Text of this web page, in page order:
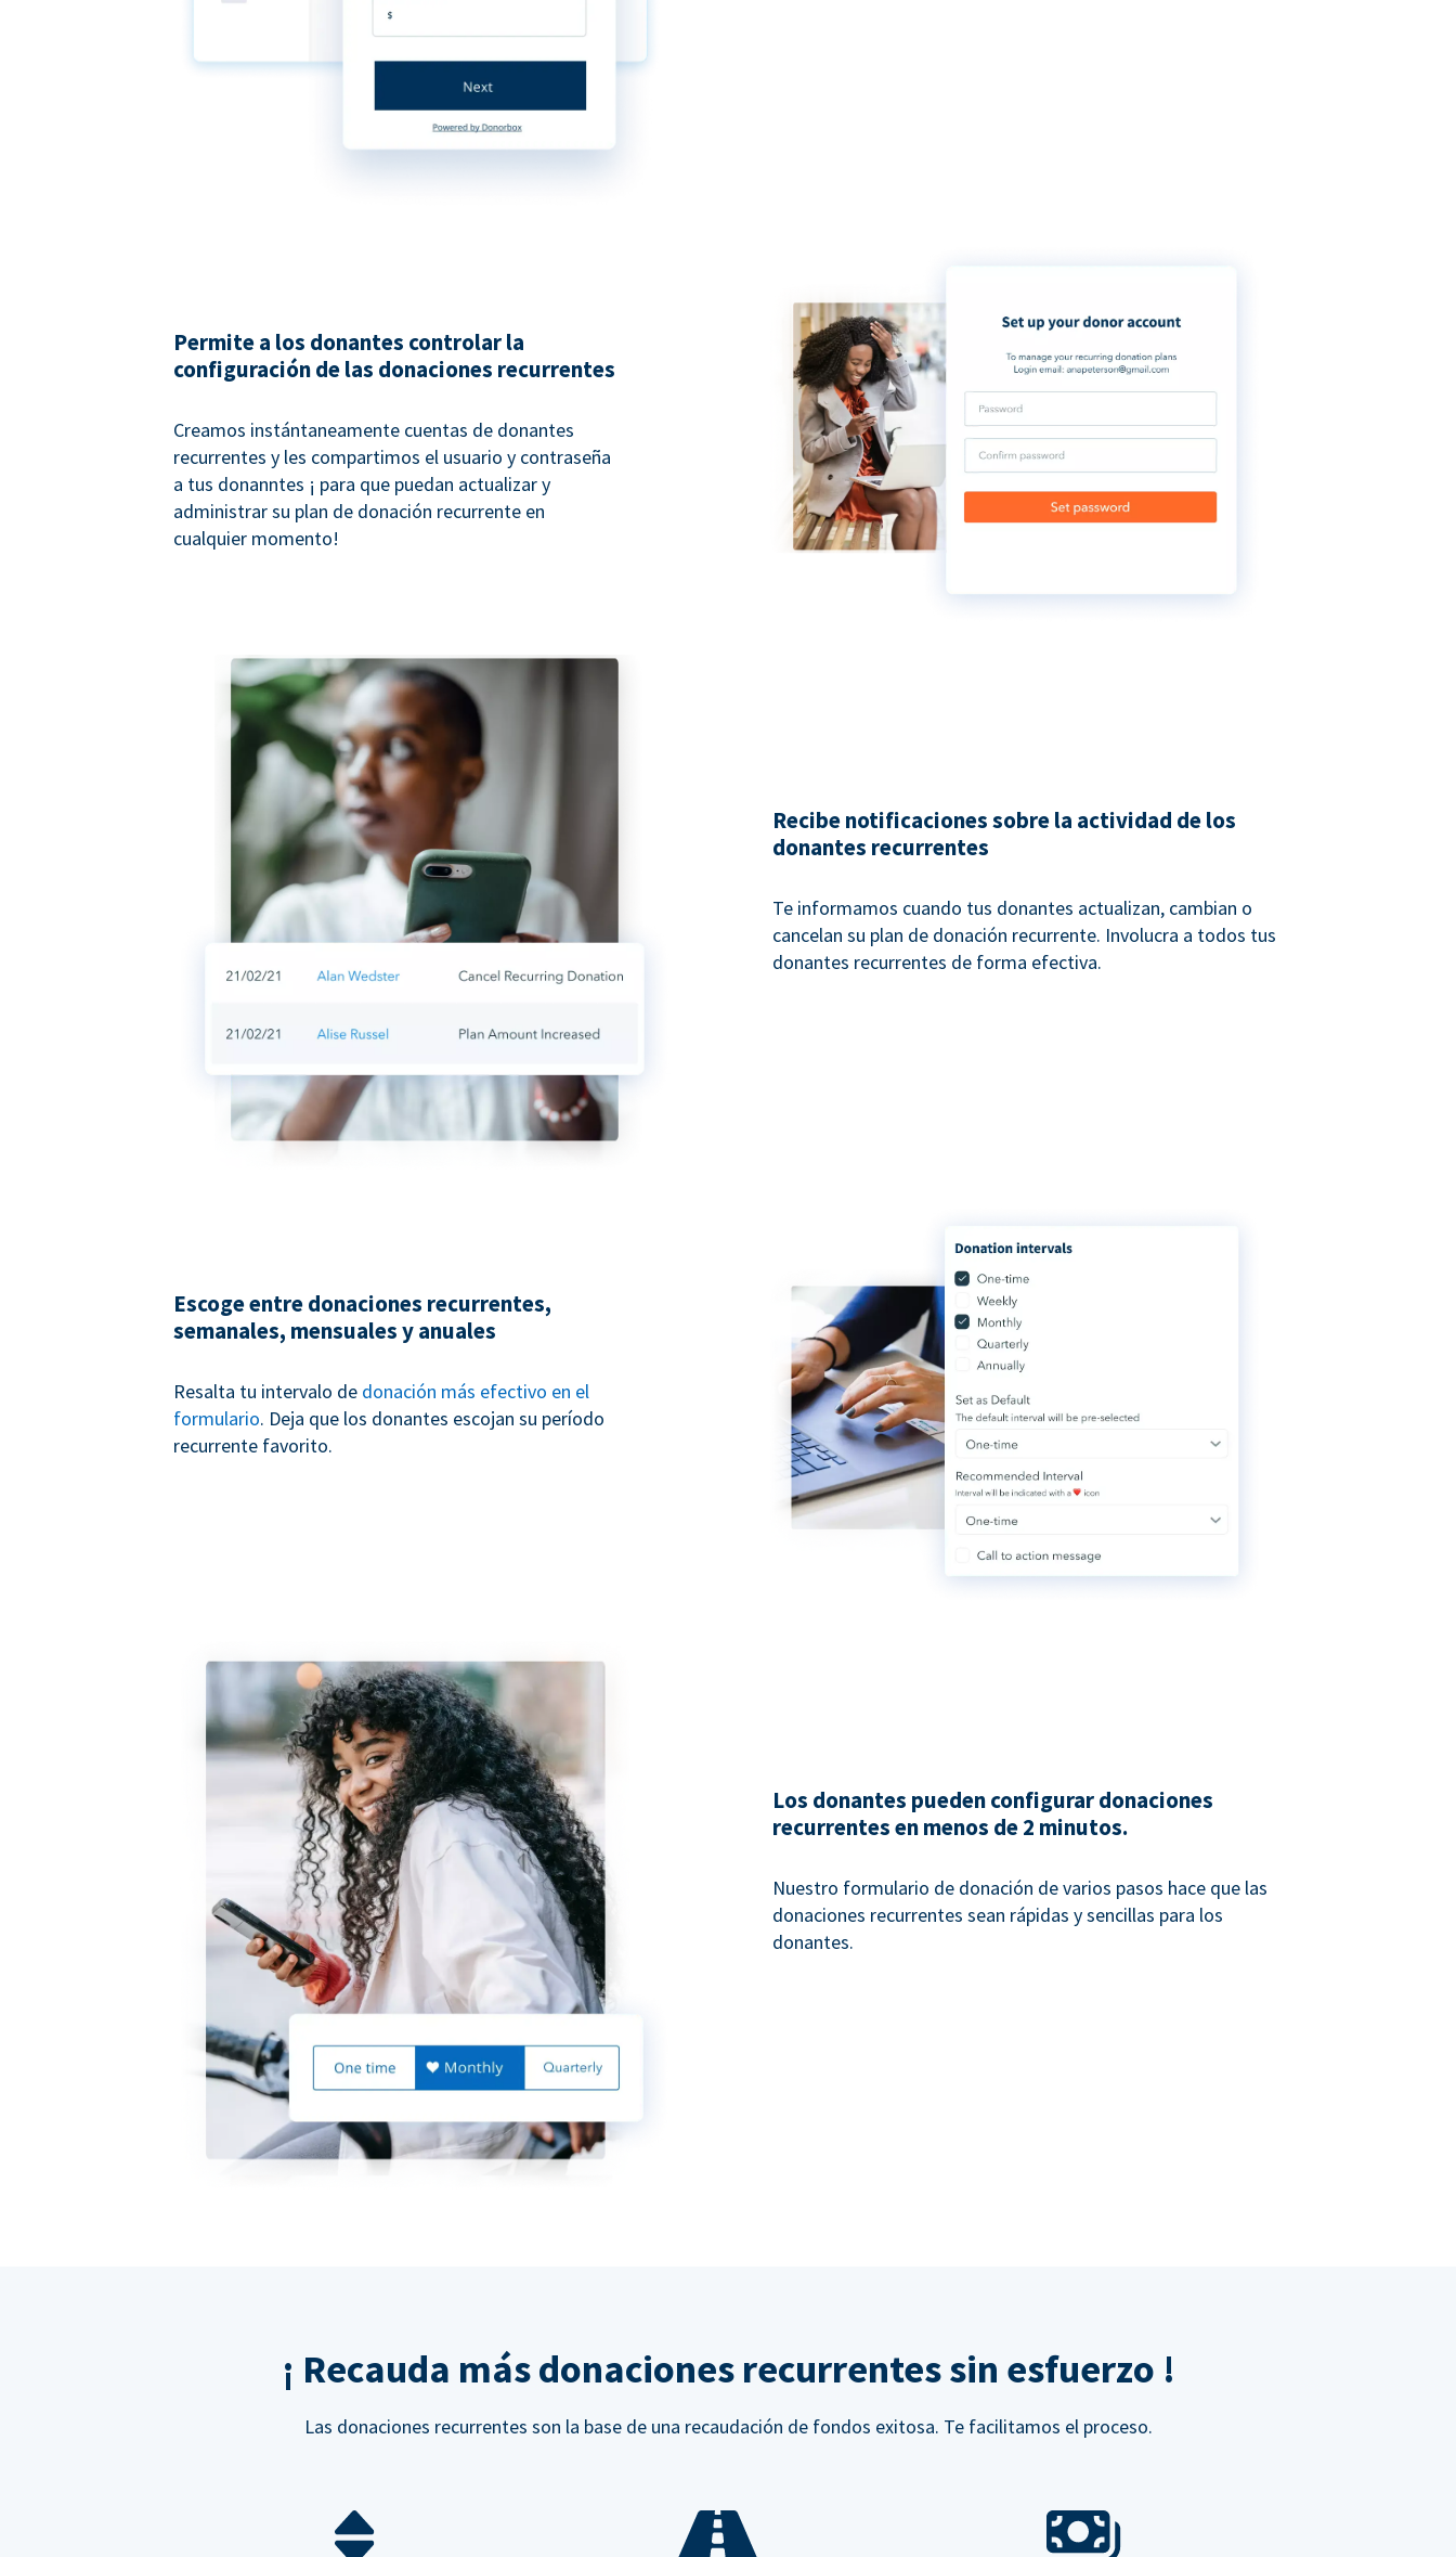
Permite a los donantes controlar la
configuración de las donaciones recurrentes
Creamos instántaneamente cuentas de donantes
recurrentes y les compartimos el usuario y contraseña
a tus donanntes ¡ para que puedan actualizar y
administrar su plan de donación recurrente en
cualquier momento!
Recibe notificaciones sobre la actividad de los
donantes recurrentes
Te informamos cuando tus donantes actualizan, cambian o
cancelan su plan de donación recurrente. Involucra a todos tus
donantes recurrentes de forma efectiva.
Escoge entre donaciones recurrentes,
semanales, mensuales y anuales
Resalta tu intervalo de donación más efectivo en el
formulario. Deja que los donantes escojan su período
recurrente favorito.
Los donantes pueden configurar donaciones
recurrentes en menos de 2 minutos.
Nuestro formulario de donación de varios pasos hace que las
donaciones recurrentes sean rápidas y sencillas para los
donantes.
¡ Recauda más donaciones recurrentes sin esfuerzo !
Las donaciones recurrentes son la base de una recaudación de fondos exitosa. Te facilitamos el proceso.